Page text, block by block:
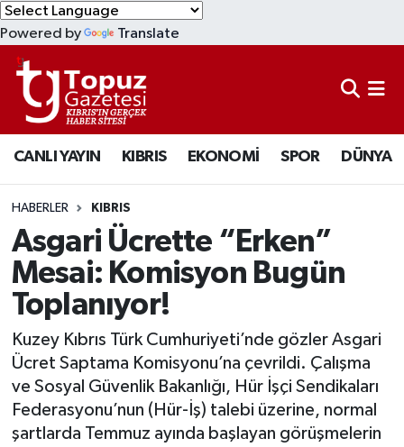
Powered by Translate
CANLI YAYIN KIBRIS EKONOMİ SPOR DÜNYA
HABERLER KIBRIS
Asgari Ücrette “Erken”
Mesai: Komisyon Bugün
Toplanıyor!
Kuzey Kıbrıs Türk Cumhuriyeti’nde gözler Asgari
Ücret Saptama Komisyonu’na çevrildi. Çalışma
ve Sosyal Güvenlik Bakanlığı, Hür İşçi Sendikaları
Federasyonu’nun (Hür-İş) talebi üzerine, normal
şartlarda Temmuz ayında başlayan görüşmelerin
KIBRIS
DÜNYA
EKONOMİ
MAGAZİN
SAĞLIK
SPOR
TEKNOLOJİ
TÜRKİYE
Lefkoşa Nöbetçi Eczaneler
Lefkoşa Hava Durumu
Lefkoşa Trafik Yoğunluk Haritası
Süper Lig Puan Durumu ve Fikstür
Tüm Manşetler
Son Dakika Haberleri
Haber Arşivi